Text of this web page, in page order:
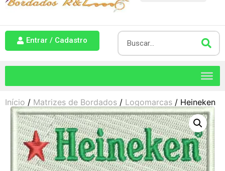
Entrar / Cadastro
Início / Matrizes de Bordados / Logomarcas / Heineken